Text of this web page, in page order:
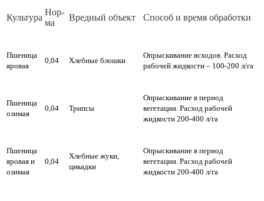
Куль­ту­ра
Нор­
ма
Вред­ный объ­ект Спо­соб и вре­мя об­ра­бот­ки
Пшеница
яровая
0,04 Хлебные блошки
Опрыскивание всходов. Расход
рабочей жидкости – 100-200 л/га
Пшеница
озимая
0,04 Трипсы
Опрыскивание в период
вегетации. Расход рабочей
жидкости 200-400 л/га
Пшеница
яровая и
озимая
0,04
Хлебные жуки,
цикадки
Опрыскивание в период
вегетации. Расход рабочей
жидкости 200-400 л/га